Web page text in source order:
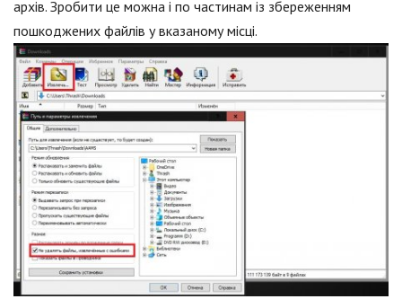
архів. Зробити це можна і по частинам із збереженням
пошкоджених файлів у вказаному місці.